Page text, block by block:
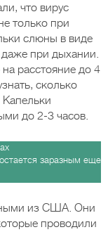
что вирус
только при
слюны в виде
при дыхании.
расстояние до 4
сколько
Капельки
до 2-3 часов.
заразным еще
из США. Они
проводили